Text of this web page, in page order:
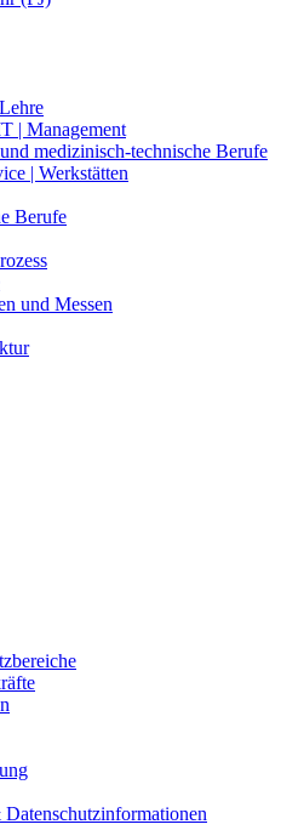
| Management
medizinisch-technische Berufe
| Werkstätten
Berufe
und Messen